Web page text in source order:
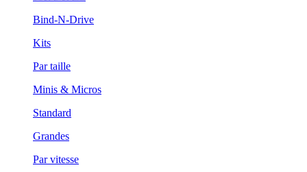
Bind-N-Drive
Kits
Par taille
Minis & Micros
Standard
Grandes
Par vitesse